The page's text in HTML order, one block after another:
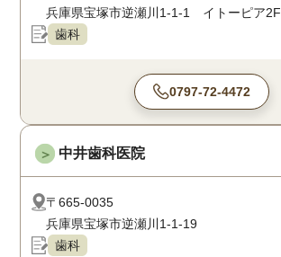
兵庫県宝塚市逆瀬川1-1-1 イトーピア2F
歯科
0797-72-4472
＞ 中井歯科医院
〒665-0035
兵庫県宝塚市逆瀬川1-1-19
歯科